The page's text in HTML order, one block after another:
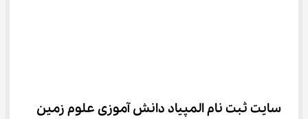
سایت ثبت نام المپیاد دانش آموزی علوم زمین